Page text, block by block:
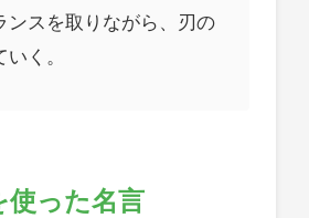
ンスを取りながら、刃の
く。
使った名言